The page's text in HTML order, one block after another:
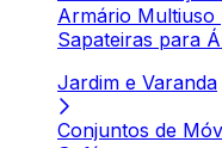
Armário Multiuso
Sapateiras para
Jardim e Varanda
Conjuntos de